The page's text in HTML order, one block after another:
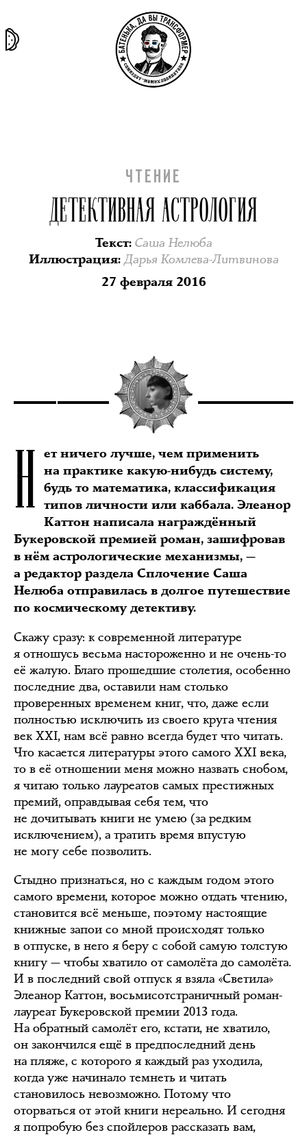
ЧТЕНИЕ
ДЕТЕКТИВНАЯ АСТРОЛОГИЯ
Текст: Саша Нелюба
Иллюстрация: Дарья Комлева-Литвинова
27 февраля 2016
Н ет ничего лучше, чем применить
на практике какую-нибудь систему,
будь то математика, классификация
типов личности или каббала. Элеанор
Каттон написала награждённый
Букеровской премией роман, зашифровав
в нём астрологические механизмы, —
а редактор раздела Сплочение Саша
Нелюба отправилась в долгое путешествие
по космическому детективу.
Скажу сразу: к современной литературе
я отношусь весьма настороженно и не очень-то
её жалую. Благо прошедшие столетия, особенно
последние два, оставили нам столько
проверенных временем книг, что, даже если
полностью исключить из своего круга чтения
век XXI, нам всё равно всегда будет что читать.
Что касается литературы этого самого XXI века,
то в её отношении меня можно назвать снобом,
я читаю только лауреатов самых престижных
премий, оправдывая себя тем, что
не дочитывать книги не умею (за редким
исключением), а тратить время впустую
не могу себе позволить.
Стыдно признаться, но с каждым годом этого
самого времени, которое можно отдать чтению,
становится всё меньше, поэтому настоящие
книжные запои со мной происходят только
в отпуске, в него я беру с собой самую толстую
книгу — чтобы хватило от самолёта до самолёта.
И в последний свой отпуск я взяла «Светила»
Элеанор Каттон, восьмисотстраничный роман-
лауреат Букеровской премии 2013 года.
На обратный самолёт его, кстати, не хватило,
он закончился ещё в предпоследний день
на пляже, с которого я каждый раз уходила,
когда уже начинало темнеть и читать
становилось невозможно. Потому что
оторваться от этой книги нереально. И сегодня
я попробую без спойлеров рассказать вам,